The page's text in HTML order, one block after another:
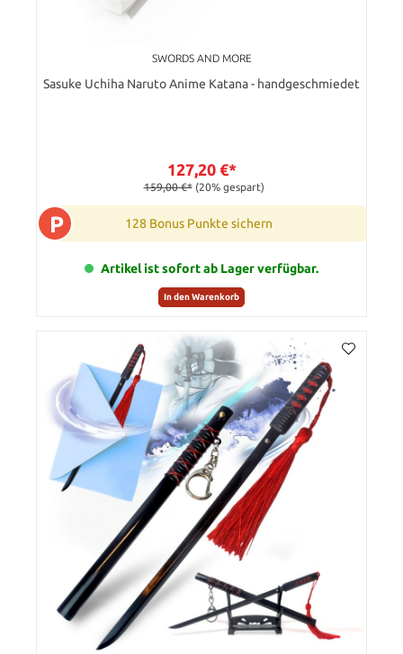
SWORDS AND MORE
Sasuke Uchiha Naruto Anime Katana - handgeschmiedet
127,20 €*
159,00 €* (20% gespart)
P 128 Bonus Punkte sichern
Artikel ist sofort ab Lager verfügbar.
In den Warenkorb